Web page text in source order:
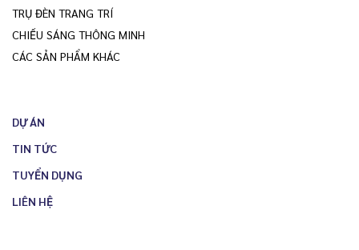
TRỤ ĐÈN TRANG TRÍ
CHIẾU SÁNG THÔNG MINH
CÁC SẢN PHẨM KHÁC
DỰ ÁN
TIN TỨC
TUYỂN DỤNG
LIÊN HỆ